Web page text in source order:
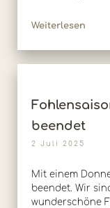
Weiterlesen
beendet
2 Juli 2025
Mit einem
beendet. Wir
wunderschöne